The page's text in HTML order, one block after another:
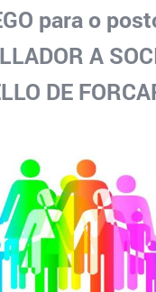
para o
A
DE